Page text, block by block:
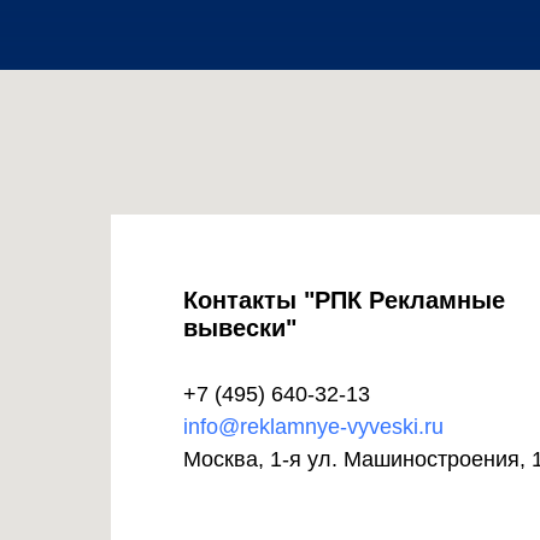
Контакты "РПК Рекламные
вывески"
+7 (495) 640-32-13
info@reklamnye-vyveski.ru
Москва, 1-я ул. Машиностроения,